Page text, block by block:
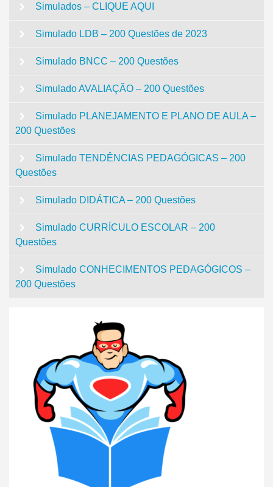
Simulados – CLIQUE AQUI
Simulado LDB – 200 Questões de 2023
Simulado BNCC – 200 Questões
Simulado AVALIAÇÃO – 200 Questões
Simulado PLANEJAMENTO E PLANO DE AULA –
200 Questões
Simulado TENDÊNCIAS PEDAGÓGICAS – 200
Questões
Simulado DIDÁTICA – 200 Questões
Simulado CURRÍCULO ESCOLAR – 200
Questões
Simulado CONHECIMENTOS PEDAGÓGICOS –
200 Questões